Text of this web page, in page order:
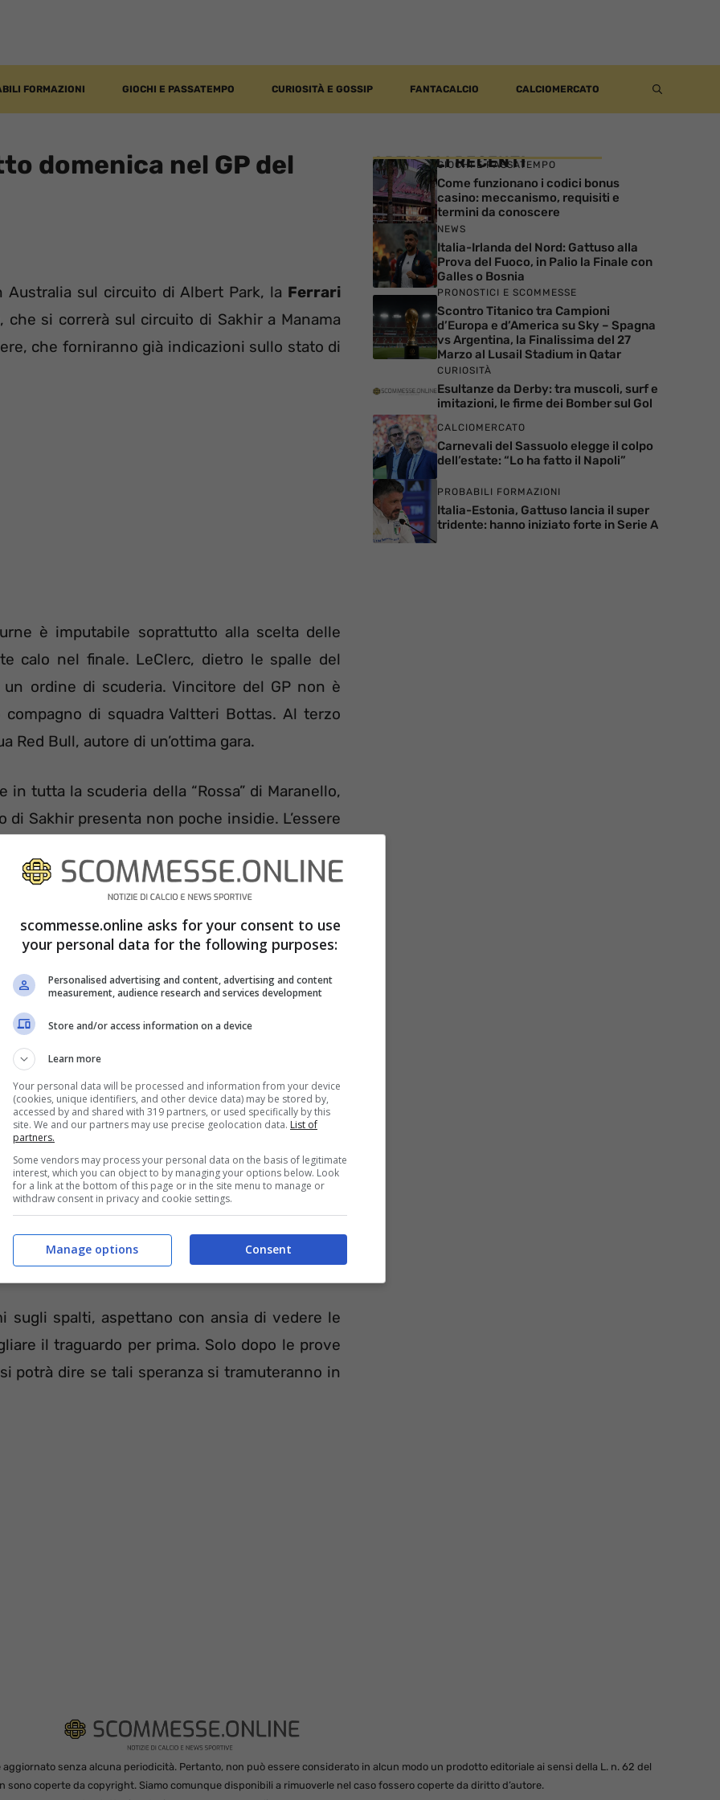
FORMAZIONI GIOCHI E PASSATEMPO CURIOSITÀ E GOSSIP FANTACALCIO CALCIOMERCATO
domenica nel GP del
Australia sul circuito di Albert Park, la Ferrari
, che si correrà sul circuito di Sakhir a Manama
che forniranno già indicazioni sullo stato di
è imputabile soprattutto alla scelta delle
calo nel finale. LeClerc, dietro le spalle del
ordine di scuderia. Vincitore del GP non è
di squadra Valtteri Bottas. Al terzo
Red Bull, autore di un’ottima gara.
tutta la scuderia della “Rossa” di Maranello,
Sakhir presenta non poche insidie. L’essere
sulla pista portata dal vento, cosa che
all’inconveniente, gli organizzatori
per trattare le zone sabbiose che sono
percorso ben 57 volte. Da quanto avvenne
del Baharin è diventato tappa fissa quasi
causa delle proteste da parte della cosiddetta
sugli spalti, aspettano con ansia di vedere le
il traguardo per prima. Solo dopo le prove
potrà dire se tali speranza si tramuteranno in
ARTICOLI RECENTI
GIOCHI E PASSATEMPO
Come funzionano i codici bonus
casino: meccanismo, requisiti e
termini da conoscere
NEWS
Italia-Irlanda del Nord: Gattuso alla
Prova del Fuoco, in Palio la Finale con
Galles o Bosnia
PRONOSTICI E SCOMMESSE
Scontro Titanico tra Campioni
d’Europa e d’America su Sky – Spagna
vs Argentina, la Finalissima del 27
Marzo al Lusail Stadium in Qatar
CURIOSITÀ
Esultanze da Derby: tra muscoli, surf e
imitazioni, le firme dei Bomber sul Gol
CALCIOMERCATO
Carnevali del Sassuolo elegge il colpo
dell’estate: “Lo ha fatto il Napoli”
PROBABILI FORMAZIONI
Italia-Estonia, Gattuso lancia il super
tridente: hanno iniziato forte in Serie A
senza alcuna periodicità. Pertanto, non può essere considerato in alcun modo un prodotto editoriale ai sensi della L. n. 62 del
sono coperte da copyright. Siamo comunque disponibili a rimuoverle nel caso fossero coperte da diritto d’autore.
scommesse.online asks for your consent to use
your personal data for the following purposes:
Personalised advertising and content, advertising and content
measurement, audience research and services development
Store and/or access information on a device
Learn more
Your personal data will be processed and information from your device
(cookies, unique identifiers, and other device data) may be stored by,
accessed by and shared with 319 partners, or used specifically by this
site. We and our partners may use precise geolocation data. List of
partners.
Some vendors may process your personal data on the basis of legitimate
interest, which you can object to by managing your options below. Look
for a link at the bottom of this page or in the site menu to manage or
withdraw consent in privacy and cookie settings.
Consent
Manage options